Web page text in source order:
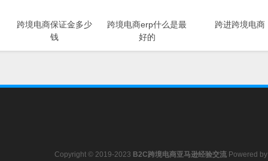
跨境电商保证金多少
钱
跨境电商erp什么是最
好的
跨进跨境电商
Copyright © 2019-2023 B2C跨境电商亚马逊经验交流 Powered by